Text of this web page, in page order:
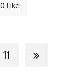
0 Like
11